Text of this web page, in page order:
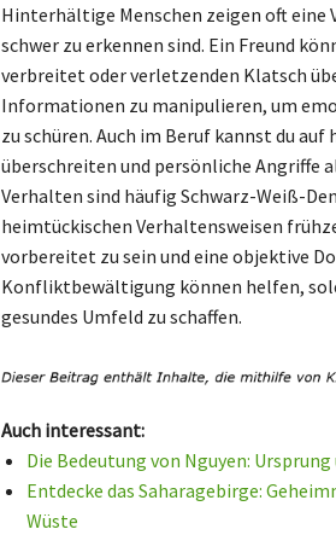
Hinterhältige Menschen zeigen oft eine
schwer zu erkennen sind. Ein Freund
verbreitet oder verletzenden Klatsch
Informationen zu manipulieren, um
zu schüren. Auch im Beruf kannst du
überschreiten und persönliche Angriffe
Verhalten sind häufig Schwarz-Weiß-
heimtückischen Verhaltensweisen
vorbereitet zu sein und eine objektive
Konfliktbewältigung können helfen,
gesundes Umfeld zu schaffen.
Auch interessant:
Die Bedeutung von Nguyen:
Entdecke das Saharagebirge:
Wüste